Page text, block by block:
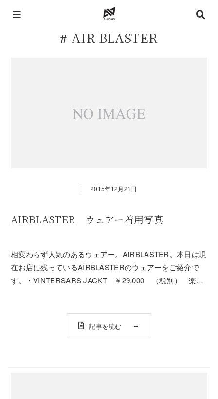
AIR BLASTER
｜ 2015年12月21日
AIRBLASTER ウェアー着用写真
相変わらず人気のあるウェアー。AIRBLASTER。本日は現
在お店に残っているAIRBLASTERのウェアーをご紹介で
す。・VINTERSARS JACKT ￥29,000 （税別） 楽天
記事を読む